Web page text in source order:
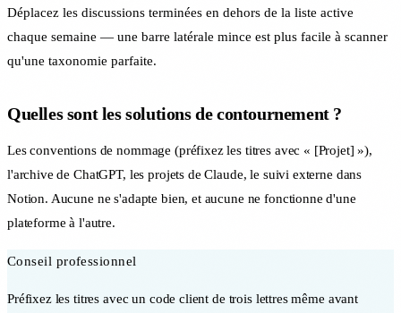
Déplacez les discussions terminées en dehors de la liste active
chaque semaine — une barre latérale mince est plus facile à scanner
qu'une taxonomie parfaite.
Quelles sont les solutions de contournement ?
Les conventions de nommage (préfixez les titres avec « [Projet] »),
l'archive de ChatGPT, les projets de Claude, le suivi externe dans
Notion. Aucune ne s'adapte bien, et aucune ne fonctionne d'une
plateforme à l'autre.
Conseil professionnel
Préfixez les titres avec un code client de trois lettres même avant